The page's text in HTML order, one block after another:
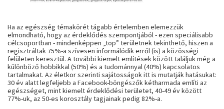
Ha az egészség témakörét tágabb értelemben elemezzük
elmondható, hogy az érdeklődés szempontjából - ezen speciálisabb
célcsoportban - mindenképpen „top” területnek tekinthető, hiszen a
regisztráltak 75%-a szívesen informálódik erről (is) a közösségi
felületen keresztül. A további kiemelt említések között találjuk még a
különböző hobbikkal (50%) és a tudománnyal (40%) kapcsolatos
tartalmakat. Az életkor szerinti sajátosságok itt is mutatják hatásukat:
30 év alatt legfeljebb a Facebook-böngészők kétharmada említi az
egészséget, mint kiemelt érdeklődési területet, 40-49 év között
77%-uk, az 50-es korosztály tagjainak pedig 82%-a.